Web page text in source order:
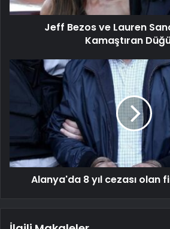
Jeff Bezos ve Lauren
Kamaştıran
Alanya'da 8 yıl cezası olan